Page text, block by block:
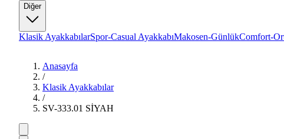
Diğer
Klasik AyakkabılarSpor-Casual AyakkabıMakosen-GünlükComfort-
Anasayfa
/
Klasik Ayakkabılar
/
SV-333.01 SİYAH